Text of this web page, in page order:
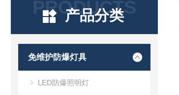
PRODUCTS
产品分类
免维护防爆灯具
LED防爆照明灯